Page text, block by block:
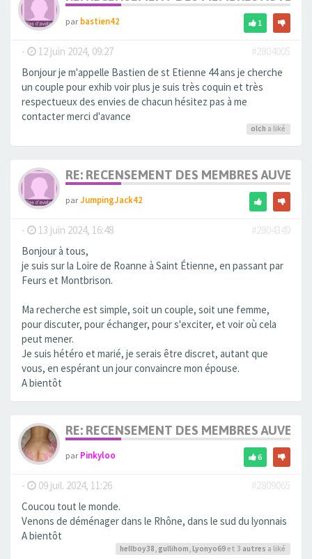
parbastien42 1
- 12 juin 2024, 09:27
#2804005
Bonjour je m'appelle Bastien de st Etienne 44 ans je cherche
un couple pour exhib voir plus je suis très coquin et très
respectueux des envies de chacun hésitez pas à me
contacter merci d'avance
olch a liké
RE: RECENSEMENT DES MEMBRES
parJumpingJack42
- 13 juin 2024, 16:48
#2804349
Bonjour à tous,
je suis sur la Loire de Roanne à Saint Étienne, en passant par
Feurs et Montbrison.
Ma recherche est simple, soit un couple, soit une femme,
pour discuter, pour échanger, pour s'exciter, et voir où cela
peut mener.
Je suis hétéro et marié, je serais être discret, autant que
vous, en espérant un jour convaincre mon épouse.
A bientôt
RE: RECENSEMENT DES MEMBRES
parPinkyloo 6
- 09 juil. 2024, 11:26
#2809065
Coucou tout le monde.
Venons de déménager dans le Rhône, dans le sud du lyonnais
A bientôt
hellboy38 gullihom Lyonyo69et 3 autres a liké